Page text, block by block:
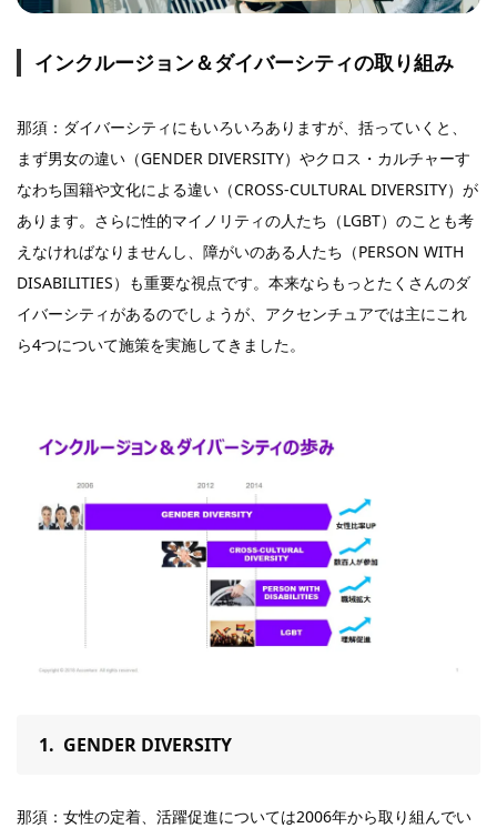
インクルージョン＆ダイバーシティの取り組み
那須：ダイバーシティにもいろいろありますが、括っていくと、
まず男女の違い（GENDER DIVERSITY）やクロス・カルチャーす
なわち国籍や文化による違い（CROSS-CULTURAL DIVERSITY）が
あります。さらに性的マイノリティの人たち（LGBT）のことも考
えなければなりませんし、障がいのある人たち（PERSON WITH
DISABILITIES）も重要な視点です。本来ならもっとたくさんのダ
イバーシティがあるのでしょうが、アクセンチュアでは主にこれ
ら4つについて施策を実施してきました。
1. GENDER DIVERSITY
那須：女性の定着、活躍促進については2006年から取り組んでい